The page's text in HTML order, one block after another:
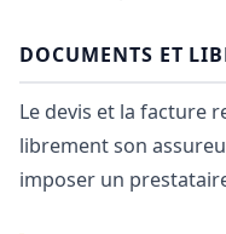
DOCUMENTS ET
Le devis et la facture
librement son
imposer un